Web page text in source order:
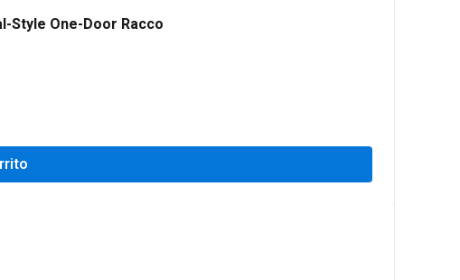
Style One-Door Racco